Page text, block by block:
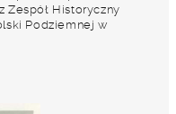
Zespół Historyczny
Podziemnej w